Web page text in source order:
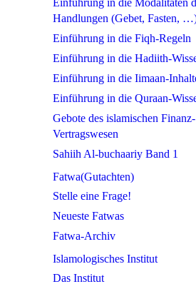
Einführung in die Modalitäten
Handlungen (Gebet, Fasten,
Einführung in die Fiqh-Regeln
Einführung in die Hadiith-
Einführung in die Iimaan-
Einführung in die Quraan-
Gebote des islamischen
Vertragswesen
Sahiih Al-buchaariy Band 1
Fatwa(Gutachten)
Stelle eine Frage!
Neueste Fatwas
Fatwa-Archiv
Islamologisches Institut
Das Institut